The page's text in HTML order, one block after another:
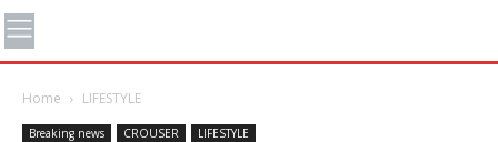
Home LIFESTYLE
Breaking news CROUSER LIFESTYLE